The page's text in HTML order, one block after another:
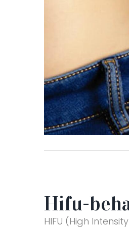
Hifu-
HIFU (High